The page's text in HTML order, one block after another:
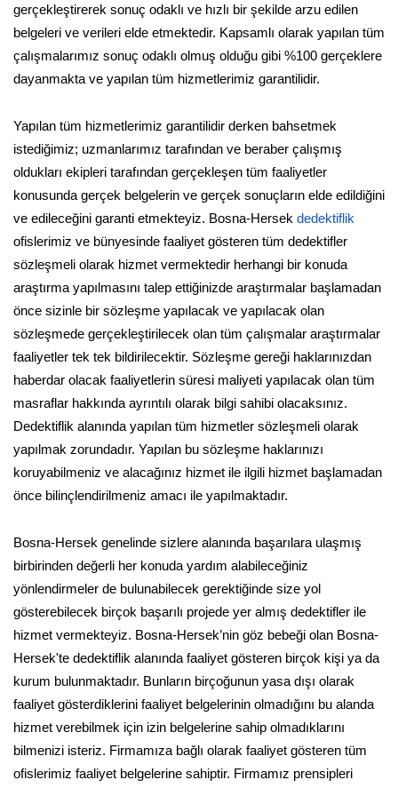
gerçekleştirerek sonuç odaklı ve hızlı bir şekilde arzu edilen
belgeleri ve verileri elde etmektedir. Kapsamlı olarak yapılan tüm
çalışmalarımız sonuç odaklı olmuş olduğu gibi %100 gerçeklere
dayanmakta ve yapılan tüm hizmetlerimiz garantilidir.
Yapılan tüm hizmetlerimiz garantilidir derken bahsetmek
istediğimiz; uzmanlarımız tarafından ve beraber çalışmış
oldukları ekipleri tarafından gerçekleşen tüm faaliyetler
konusunda gerçek belgelerin ve gerçek sonuçların elde edildiğini
ve edileceğini garanti etmekteyiz. Bosna-Hersek dedektiflik
ofislerimiz ve bünyesinde faaliyet gösteren tüm dedektifler
sözleşmeli olarak hizmet vermektedir herhangi bir konuda
araştırma yapılmasını talep ettiğinizde araştırmalar başlamadan
önce sizinle bir sözleşme yapılacak ve yapılacak olan
sözleşmede gerçekleştirilecek olan tüm çalışmalar araştırmalar
faaliyetler tek tek bildirilecektir. Sözleşme gereği haklarınızdan
haberdar olacak faaliyetlerin süresi maliyeti yapılacak olan tüm
masraflar hakkında ayrıntılı olarak bilgi sahibi olacaksınız.
Dedektiflik alanında yapılan tüm hizmetler sözleşmeli olarak
yapılmak zorundadır. Yapılan bu sözleşme haklarınızı
koruyabilmeniz ve alacağınız hizmet ile ilgili hizmet başlamadan
önce bilinçlendirilmeniz amacı ile yapılmaktadır.
Bosna-Hersek genelinde sizlere alanında başarılara ulaşmış
birbirinden değerli her konuda yardım alabileceğiniz
yönlendirmeler de bulunabilecek gerektiğinde size yol
gösterebilecek birçok başarılı projede yer almış dedektifler ile
hizmet vermekteyiz. Bosna-Hersek’nin göz bebeği olan Bosna-
Hersek'te dedektiflik alanında faaliyet gösteren birçok kişi ya da
kurum bulunmaktadır. Bunların birçoğunun yasa dışı olarak
faaliyet gösterdiklerini faaliyet belgelerinin olmadığını bu alanda
hizmet verebilmek için izin belgelerine sahip olmadıklarını
bilmenizi isteriz. Firmamıza bağlı olarak faaliyet gösteren tüm
ofislerimiz faaliyet belgelerine sahiptir. Firmamız prensipleri